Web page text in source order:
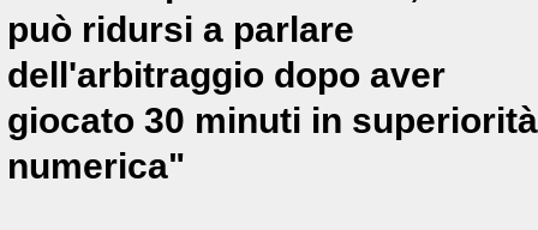
può ridursi a parlare
dell'arbitraggio dopo aver
giocato 30 minuti in superiorità
numerica"